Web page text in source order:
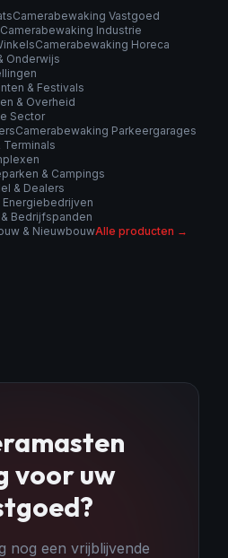
Camerabewaking Vastgoed
Camerabewaking Industrie
Camerabewaking Horeca
Onderwijs
& Festivals
& Overheid
Sector
Camerabewaking Parkeergarages
Terminals
& Campings
& Dealers
Bedrijfspanden
& NieuwbouwAlle producten →
voor uw
?
nog een vrijblijvende